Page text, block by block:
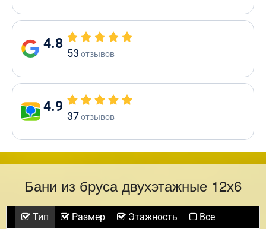
4.8
53 отзывов
4.9
37отзывов
Бани из бруса двухэтажные 12х6
Тип Размер Этажность Все